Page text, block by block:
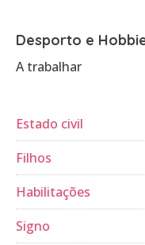
Desporto e
A trabalhar
Estado civil
Filhos
Habilitações
Signo